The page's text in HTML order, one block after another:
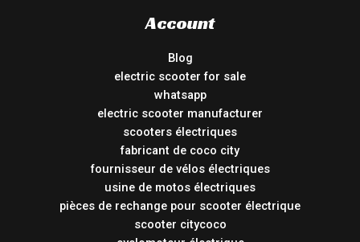
Account
Blog
electric scooter for sale
whatsapp
electric scooter manufacturer
scooters électriques
fabricant de coco city
fournisseur de vélos électriques
usine de motos électriques
pièces de rechange pour scooter électrique
scooter citycoco